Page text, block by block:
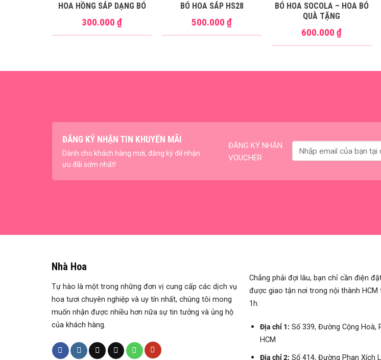
HOA HỒNG SÁP DẠNG BÓ
300.000 ₫
BÓ HOA SÁP HS28
500.000 ₫
BÓ HOA SOCOLA – HOA BÓ
QUÀ TẶNG
600.000 ₫
ĐĂNG KÝ NHẬN TIN KHUYẾN MÃI
Dành cho khách hàng mới, đăng ký để nhận
ưu đãi sớm nhất!
ĐĂNG KÝ NHẬN
VOUCHER
Nhà Hoa
Tự hào là một trong những đơn vị cung cấp các dịch vụ
hoa tươi chuyên nghiệp và uy tín nhất, chúng tôi mong
muốn nhận được nhiều hơn nữa sự tin tưởng và ủng hộ
của khách hàng.
Chẳng phải đợi lâu, bạn chỉ cần điện
được giao tận nơi trong nội thành
1h.
Địa chỉ 1: Số 339, Đường Cộng Hoà,
HCM
Địa chỉ 2: Số 414, Đường Phan Xích